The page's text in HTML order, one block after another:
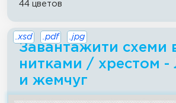
44 цветов
Завантажити схеми
нитками / хрестом -
и жемчуг
.xsd .pdf .jpg